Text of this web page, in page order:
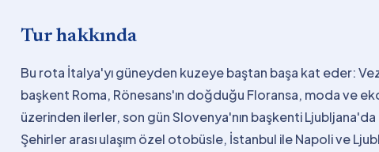
Tur hakkında
Bu rota İtalya'yı güneyden kuzeye baştan başa kat eder:
başkent Roma, Rönesans'ın doğduğu Floransa, moda ve
üzerinden ilerler, son gün Slovenya'nın başkenti
Şehirler arası ulaşım özel otobüsle, İstanbul ile Napoli ve